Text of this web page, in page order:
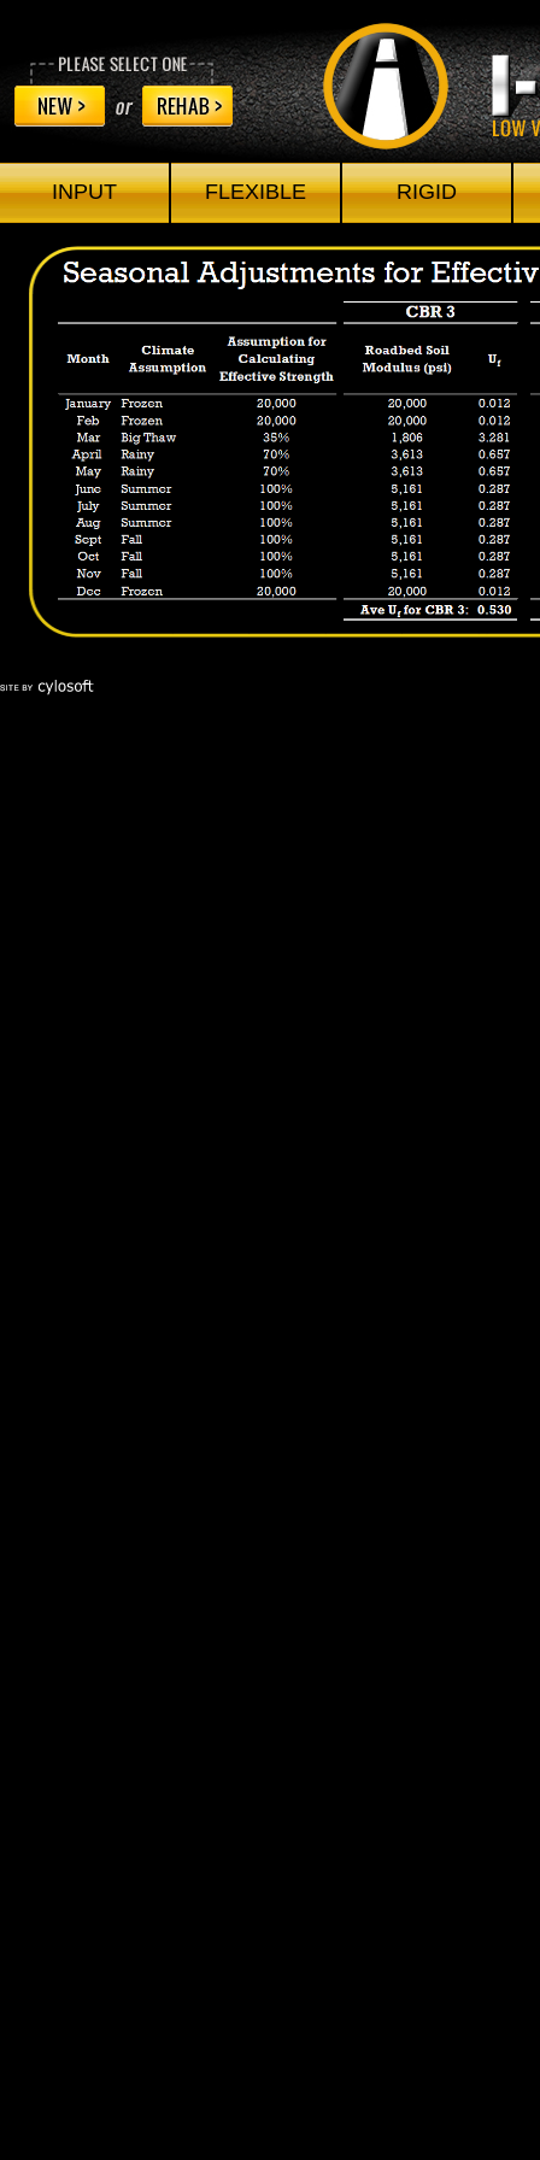
INPUT FLEXIBLE RIGID